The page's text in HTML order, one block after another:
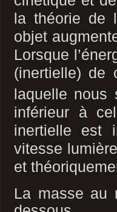
la théorie de
objet
Lorsque
(inertielle) de
laquelle nous
inférieur à
inertielle est
vitesse
et
La masse au